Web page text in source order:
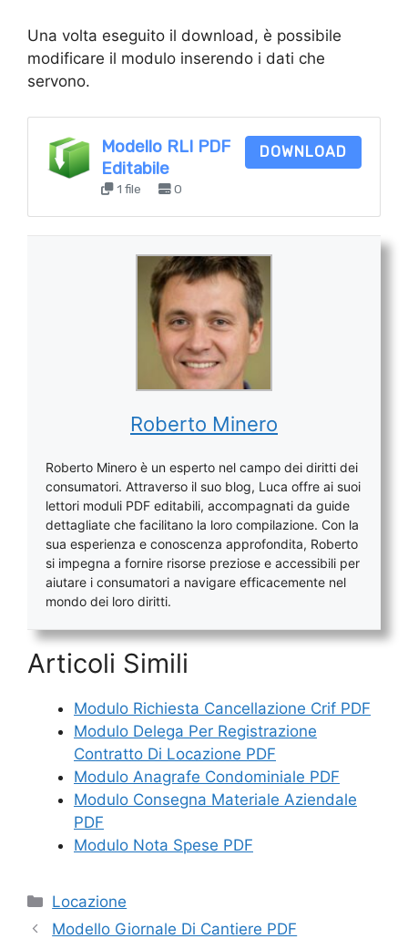
Una volta eseguito il download, è possibile
modificare il modulo inserendo i dati che
servono.
Modello RLI PDF
Editabile
1 file 0
DOWNLOAD
Roberto Minero
Roberto Minero è un esperto nel campo dei diritti dei
consumatori. Attraverso il suo blog, Luca offre ai suoi
lettori moduli PDF editabili, accompagnati da guide
dettagliate che facilitano la loro compilazione. Con la
sua esperienza e conoscenza approfondita, Roberto
si impegna a fornire risorse preziose e accessibili per
aiutare i consumatori a navigare efficacemente nel
mondo dei loro diritti.
Articoli Simili
Modulo Richiesta Cancellazione Crif PDF
Modulo Delega Per Registrazione
Contratto Di Locazione PDF
Modulo Anagrafe Condominiale PDF
Modulo Consegna Materiale Aziendale
PDF
Modulo Nota Spese PDF
Categorie
Locazione
Modello Giornale Di Cantiere PDF